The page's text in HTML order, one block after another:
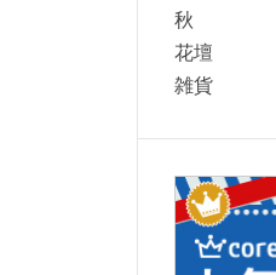
秋
花壇
雑貨